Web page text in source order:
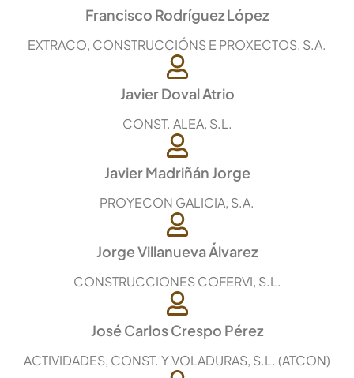
Francisco Rodríguez López
EXTRACO, CONSTRUCCIÓNS E PROXECTOS, S.A.
Javier Doval Atrio
CONST. ALEA, S.L.
Javier Madriñán Jorge
PROYECON GALICIA, S.A.
Jorge Villanueva Álvarez
CONSTRUCCIONES COFERVI, S.L.
José Carlos Crespo Pérez
ACTIVIDADES, CONST. Y VOLADURAS, S.L. (ATCON)